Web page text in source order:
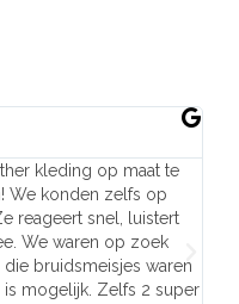
kleding op maat te
We konden zelfs op
reageert snel, luistert
We waren op zoek
bruidsmeisjes waren
is mogelijk. Zelfs 2 super